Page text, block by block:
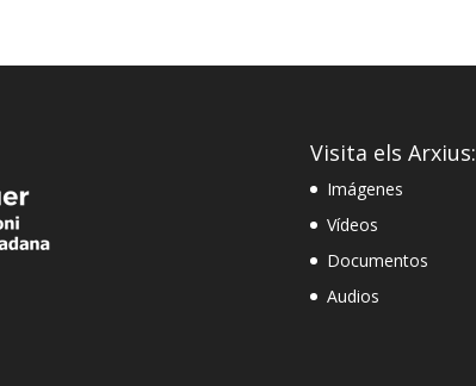
Visita els Arxius:
Imágenes
Vídeos
Documentos
Audios